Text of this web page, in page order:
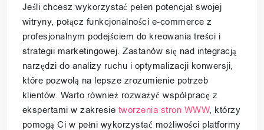
Jeśli chcesz wykorzystać pełen potencjał swojej
witryny, połącz funkcjonalności e-commerce z
profesjonalnym podejściem do kreowania treści i
strategii marketingowej. Zastanów się nad integracją
narzędzi do analizy ruchu i optymalizacji konwersji,
które pozwolą na lepsze zrozumienie potrzeb
klientów. Warto również rozważyć współpracę z
ekspertami w zakresie tworzenia stron WWW, którzy
pomogą Ci w pełni wykorzystać możliwości platformy